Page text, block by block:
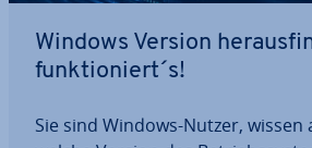
Windows Version
funk­tio­niert´s!
Sie sind Windows-Nutzer, wissen